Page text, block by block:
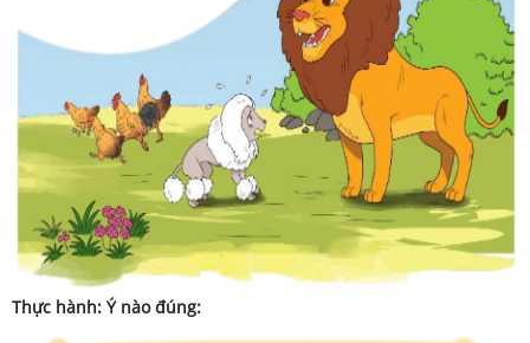
Thực hành: Ý nào đúng: